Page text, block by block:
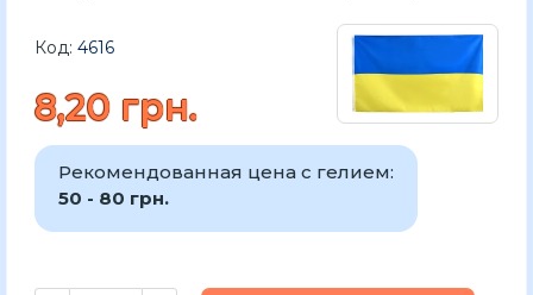
Код: 4616
8,20 грн.
Рекомендованная цена с гелием:
50 - 80 грн.